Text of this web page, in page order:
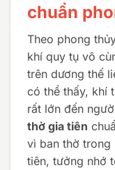
chuẩn
Theo phong
khí quy tụ vô
trên dương thế
có thể thấy, khí
rất lớn đến
thờ gia tiên
vì ban thờ trong
tiên, tưởng nhớ